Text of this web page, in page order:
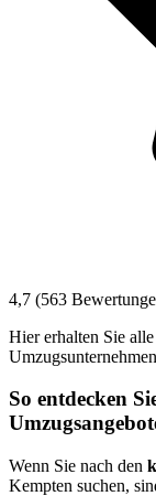
4,7 (563
Hier erhalten Sie
So entdecken
Wenn Sie nach den
Kempten suchen,